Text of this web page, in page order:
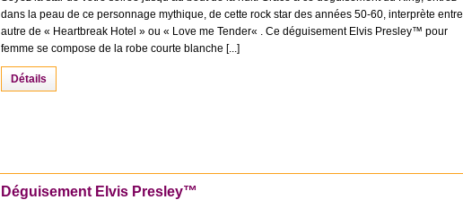
dans la peau de ce personnage mythique, de cette rock star des années 50-60, interprète entre
autre de « Heartbreak Hotel » ou « Love me Tender« . Ce déguisement Elvis Presley™ pour
femme se compose de la robe courte blanche [...]
Détails
Déguisement Elvis Presley™